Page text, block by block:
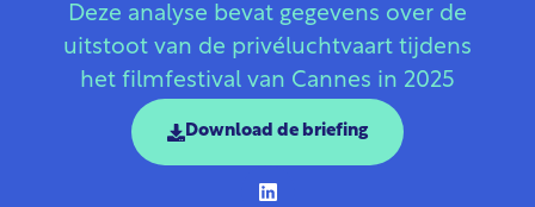
Deze analyse bevat gegevens over de
uitstoot van de privéluchtvaart tijdens
het filmfestival van Cannes in 2025
Download de briefing